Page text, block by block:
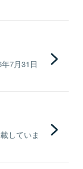
7月31日
していま